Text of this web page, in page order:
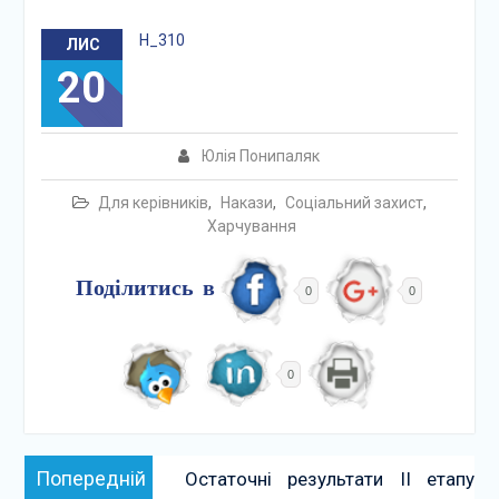
ЛИС
20
Юлія Понипаляк
Для керівників, Накази, Соціальний захист,
Харчування
Н_310
Поділитись в 0 0
0
Навігація
записів
Попередній Попередній:
Остаточні результати ІІ етапу